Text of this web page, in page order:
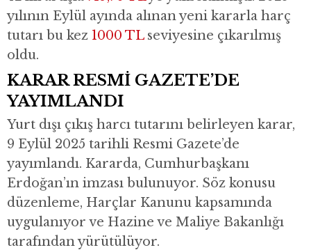
yılının Eylül ayında alınan yeni kararla harç
tutarı bu kez 1000 TLseviyesine çıkarılmış
oldu.
KARAR RESMİ GAZETE’DE
YAYIMLANDI
Yurt dışı çıkış harcı tutarını belirleyen karar,
9 Eylül 2025 tarihli Resmi Gazete’de
yayımlandı. Kararda, Cumhurbaşkanı
Erdoğan’ın imzası bulunuyor. Söz konusu
düzenleme, Harçlar Kanunu kapsamında
uygulanıyor ve Hazine ve Maliye Bakanlığı
tarafından yürütülüyor.